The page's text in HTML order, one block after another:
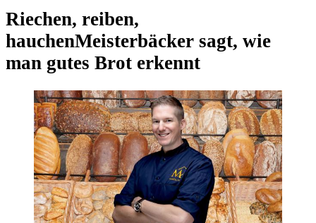
Riechen, reiben,
hauchenMeisterbäcker sagt, wie
man gutes Brot erkennt